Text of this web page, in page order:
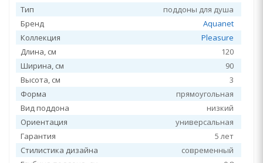
Тип
поддоны для душа
Бренд
Aquanet
Коллекция
Pleasure
Длина, см
120
Ширина, см
90
Высота, см
3
Форма
прямоугольная
Вид поддона
низкий
Ориентация
универсальная
Гарантия
5 лет
Стилистика дизайна
современный